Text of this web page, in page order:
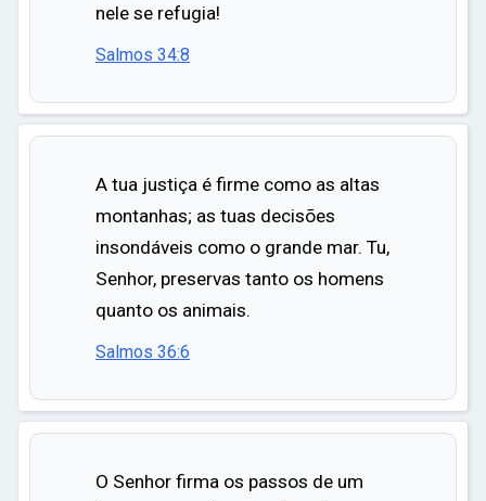
nele se refugia!
Salmos 34:8
A tua justiça é firme como as altas
montanhas; as tuas decisões
insondáveis como o grande mar. Tu,
Senhor, preservas tanto os homens
quanto os animais.
Salmos 36:6
O Senhor firma os passos de um